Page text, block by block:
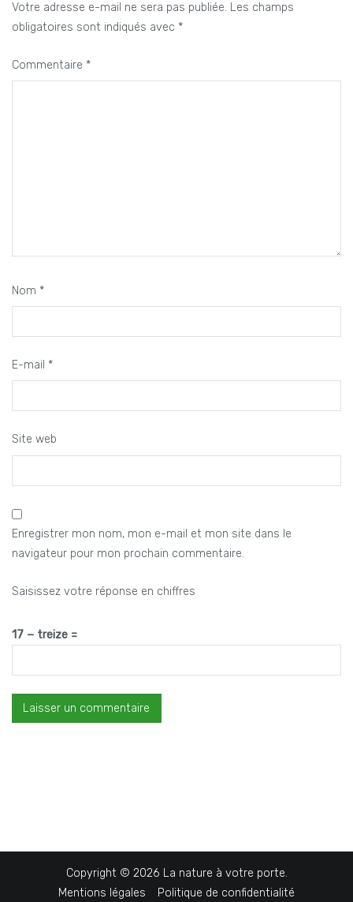
Votre adresse e-mail ne sera pas publiée. Les champs
obligatoires sont indiqués avec *
Commentaire *
Nom *
E-mail *
Site web
Enregistrer mon nom, mon e-mail et mon site dans le
navigateur pour mon prochain commentaire.
Saisissez votre réponse en chiffres
17 − treize =
Copyright © 2026 La nature à votre porte.
Mentions légales
Politique de confidentialité